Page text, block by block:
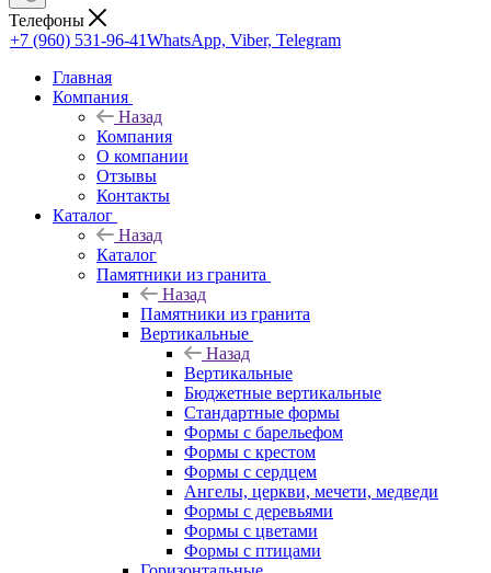
Телефоны
+7 (960) 531-96-41WhatsApp, Viber, Telegram
Главная
Компания
Назад
Компания
О компании
Отзывы
Контакты
Каталог
Назад
Каталог
Памятники из гранита
Назад
Памятники из гранита
Вертикальные
Назад
Вертикальные
Бюджетные вертикальные
Стандартные формы
Формы с барельефом
Формы с крестом
Формы с сердцем
Ангелы, церкви, мечети, медведи
Формы с деревьями
Формы с цветами
Формы с птицами